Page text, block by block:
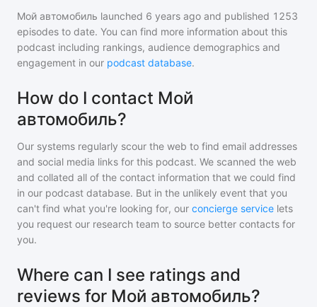
Мой автомобиль launched 6 years ago and published 1253
episodes to date. You can find more information about this
podcast including rankings, audience demographics and
engagement in our podcast database.
How do I contact Мой
автомобиль?
Our systems regularly scour the web to find email addresses
and social media links for this podcast. We scanned the web
and collated all of the contact information that we could find
in our podcast database. But in the unlikely event that you
can't find what you're looking for, our concierge service lets
you request our research team to source better contacts for
you.
Where can I see ratings and
reviews for Мой автомобиль?